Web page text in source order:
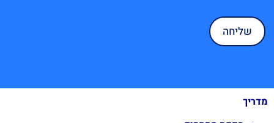
מדריך